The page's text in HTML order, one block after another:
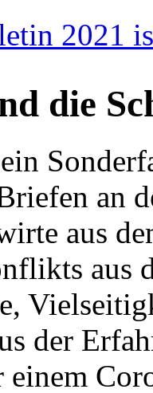
2021
die
an
aus
aus
der
einem